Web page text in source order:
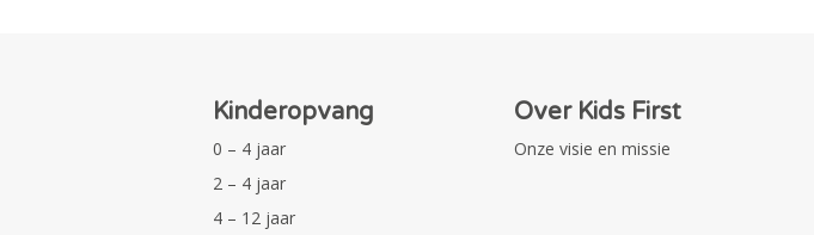
Kinderopvang
0 – 4 jaar
2 – 4 jaar
4 – 12 jaar
Over Kids First
Onze visie en missie